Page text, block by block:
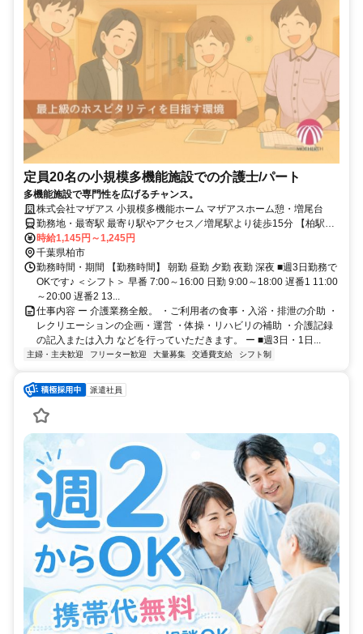
定員20名の小規模多機能施設での介護士/パート
多機能施設で専門性を広げるチャンス。
株式会社マザアス 小規模多機能ホーム マザアスホーム憩・増尾台
勤務地・最寄駅 最寄り駅やアクセス／増尾駅より徒歩15分 【柏駅】
から車で15分 【新松戸駅】から車で14分
時給1,145円～1,245円
千葉県柏市
勤務時間・期間 【勤務時間】 朝勤 昼勤 夕勤 夜勤 深夜 ■週3日勤務で
OKです♪ ＜シフト＞ 早番 7:00～16:00 日勤 9:00～18:00 遅番1 11:00
～20:00 遅番2 13...
仕事内容 ー 介護業務全般。 ・ご利用者の食事・入浴・排泄の介助 ・
レクリエーションの企画・運営 ・体操・リハビリの補助 ・介護記録
の記入または入力 などを行っていただきます。 ー ■週3日・1日...
主婦・主夫歓迎 フリーター歓迎 大量募集 交通費支給 シフト制
派遣社員